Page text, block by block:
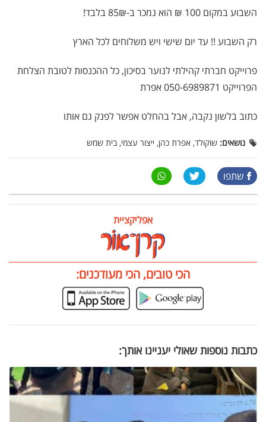
השבוע במקום 100 ₪ הוא נמכר ב-85₪ בלבד!
רק השבוע !! עד יום שישי ויש משלוחים לכל הארץ
פרוייקט חברתי קהילתי לנוער בסיכון, כל ההכנסות לטובת הצלחת
הפרוייקט 050-6989871 אפרת
כתוב בלשון נקבה, אבל בהחלט אפשר לפנק גם אותו
נושאים: שוקולד, אפרת כהן, ייצור עצמי, בית שמש
שתפו
אפליקציית
הכי טובים, הכי מעודכנים:
כתבות נוספות שאולי יעניינו אותך: